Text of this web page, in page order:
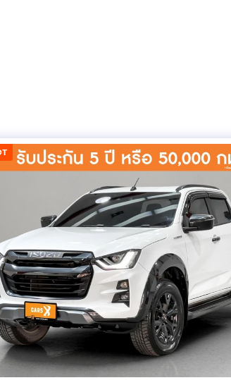
ะ Intercooler กำลังสูงสุด 190 แรงม้า ที่
ดำ